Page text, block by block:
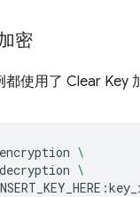
密
使用了 Clear Key
\
\